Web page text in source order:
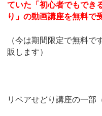
ていた「初心者でもでき
り」の動画講座を無料で
（今は期間限定で無料
販します）
リペアせどり講座の一部